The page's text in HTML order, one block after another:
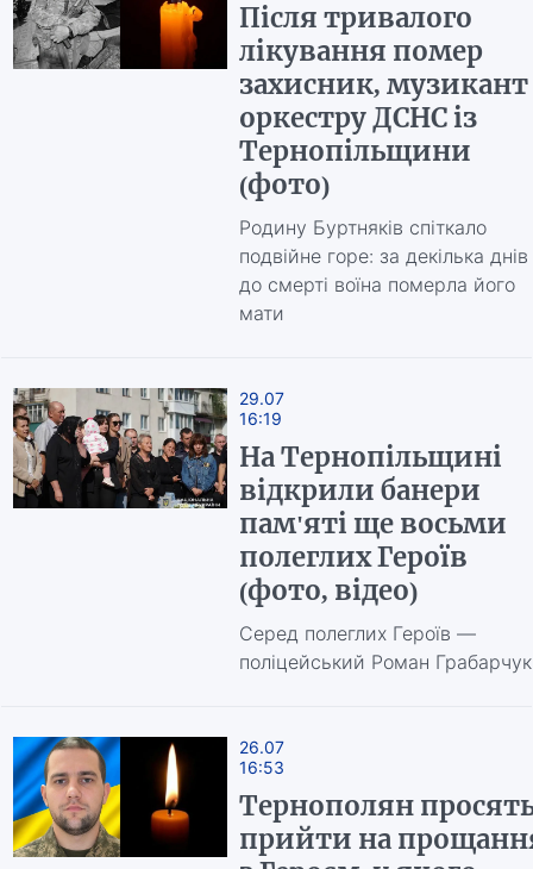
Після тривалого
лікування помер
захисник, музикант
оркестру ДСНС із
Тернопільщини
(фото)
Родину Буртняків спіткало
подвійне горе: за декілька днів
до смерті воїна померла його
мати
29.07
16:19
На Тернопільщині
відкрили банери
пам'яті ще восьми
полеглих Героїв
(фото, відео)
Серед полеглих Героїв —
поліцейський Роман Грабарчук
26.07
16:53
Тернополян
прийти на